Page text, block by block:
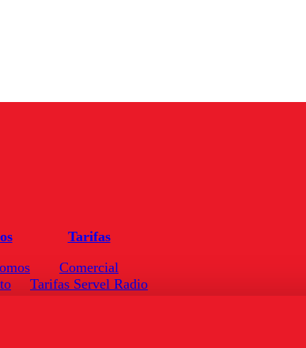
Tarifas
Comercial
Tarifas Servel Radio